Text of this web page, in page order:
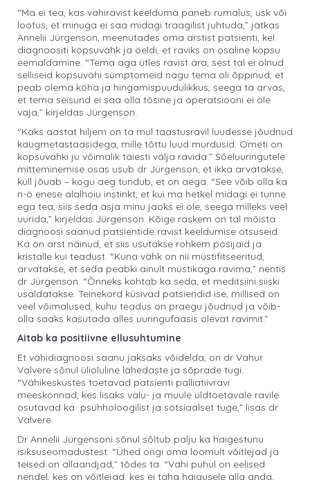
“Ma ei tea, kas vähiravist keelduma paneb rumalus, usk või
lootus, et minuga ei saa midagi traagilist juhtuda,” jätkas
Annelii Jürgenson, meenutades oma arstist patsienti, kel
diagnoositi kopsuvähk ja öeldi, et raviks on osaline kopsu
eemaldamine. “Tema aga ütles ravist ära, sest tal ei olnud
selliseid kopsuvähi sümptomeid nagu tema oli õppinud, et
peab olema köha ja hingamispuudulikkus, seega ta arvas,
et tema seisund ei saa olla tõsine ja operatsiooni ei ole
vaja,” kirjeldas Jürgenson.
“Kaks aastat hiljem on ta mul taastusravil luudesse jõudnud
kaugmetastaasidega, mille tõttu luud murdusid. Ometi on
kopsuvähki ju võimalik täiesti välja ravida.” Sõeluuringutele
mitteminemise osas usub dr Jürgenson, et ikka arvatakse,
küll jõuab – kogu aeg tundub, et on aega. “See võib olla ka
n-ö enese alalhoiu instinkt, et kui ma hetkel midagi ei tunne
ega tea, siis seda asja minu jaoks ei ole, seega milleks veel
uurida,” kirjeldas Jürgenson. Kõige raskem on tal mõista
diagnoosi saanud patsientide ravist keeldumise otsuseid.
Ka on arst näinud, et siis usutakse rohkem posijaid ja
kristalle kui teadust. “Kuna vähk on nii müstifitseeritud,
arvatakse, et seda peabki ainult müstikaga ravima,” nentis
dr Jürgenson. “Õnneks kohtab ka seda, et meditsiini siiski
usaldatakse. Teinekord küsivad patsiendid ise, millised on
veel võimalused, kuhu teadus on praegu jõudnud ja võib-
olla saaks kasutada alles uuringufaasis olevat ravimit.”
Aitab ka positiivne ellusuhtumine
Et vähidiagnoosi saanu jaksaks võidelda, on dr Vahur
Valvere sõnul ülioluline lähedaste ja sõprade tugi.
“Vähikeskustes toetavad patsienti palliatiivravi
meeskonnad, kes lisaks valu- ja muule üldtoetavale ravile
osutavad ka psühholoogilist ja sotsiaalset tuge,” lisas dr
Valvere.
Dr Annelii Jürgensoni sõnul sõltub palju ka haigestunu
isiksuseomadustest. “Ühed ongi oma loomult võitlejad ja
teised on allaandjad,” tõdes ta. “Vähi puhul on eelised
nendel, kes on võitlejad, kes ei taha haigusele alla anda,